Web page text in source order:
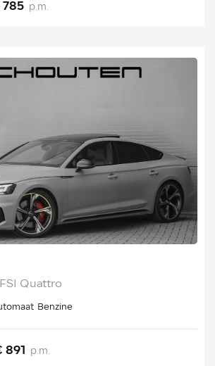
785 p.m.
Quattro
Benzine
891 p.m.